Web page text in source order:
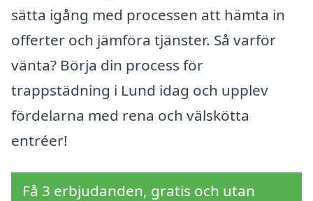
sätta igång med processen att hämta in
offerter och jämföra tjänster. Så varför
vänta? Börja din process för
trappstädning i Lund idag och upplev
fördelarna med rena och välskötta
entréer!
Få 3 erbjudanden, gratis och utan